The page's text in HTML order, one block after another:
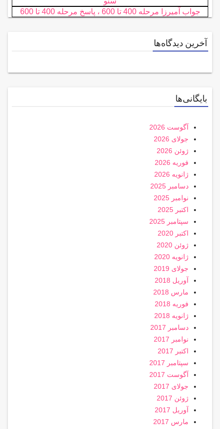
جواب آمیرزا مرحله 400 تا 600 ، پاسخ مرحله 400 تا 600
آخرین دیدگاه‌ها
بایگانی‌ها
آگوست 2026
جولای 2026
ژوئن 2026
فوریه 2026
ژانویه 2026
دسامبر 2025
نوامبر 2025
اکتبر 2025
سپتامبر 2025
اکتبر 2020
ژوئن 2020
ژانویه 2020
جولای 2019
آوریل 2018
مارس 2018
فوریه 2018
ژانویه 2018
دسامبر 2017
نوامبر 2017
اکتبر 2017
سپتامبر 2017
آگوست 2017
جولای 2017
ژوئن 2017
آوریل 2017
مارس 2017